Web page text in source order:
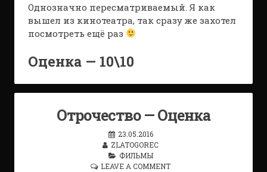
Однозначно пересматриваемый. Я как
вышел из кинотеатра, так сразу же захотел
посмотреть ещё раз
Оценка — 10\10
Отрочество — Оценка
23.05.2016
ZLATOGOREC
ФИЛЬМЫ
LEAVE A COMMENT